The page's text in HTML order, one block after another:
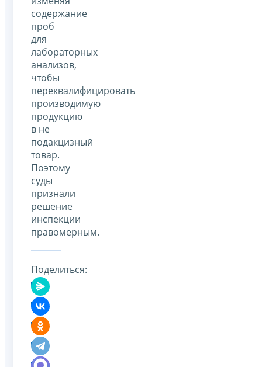
содержание
проб
для
лабораторных
анализов,
чтобы
переквалифицировать
производимую
продукцию
в не
подакцизный
товар.
Поэтому
суды
признали
решение
инспекции
правомерным.
Поделиться: